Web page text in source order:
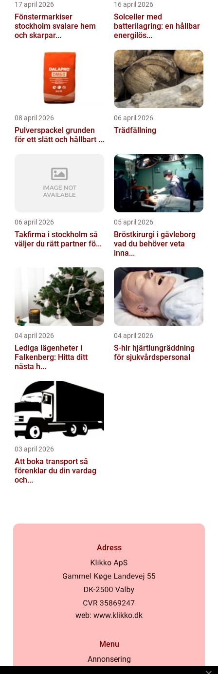
17 april 2026
Fönstermarkiser
stockholm svalare hem
och skarpar...
16 april 2026
Solceller med
batterilagring: en hållbar
energilös...
08 april 2026
Pulverspackel grunden
för ett slätt och hållbart ...
06 april 2026
Trädfällning
06 april 2026
Takfirma i stockholm så
väljer du rätt partner fö...
05 april 2026
Bröstkirurgi i gävleborg
vad du behöver veta
inna...
04 april 2026
Lediga lägenheter i
Falkenberg: Hitta ditt
nästa h...
04 april 2026
S-hlr hjärtlungräddning
för sjukvårdspersonal
03 april 2026
Att boka transport så
förenklar du din vardag
och...
Adress
web: www.klikko.dk
Menu
Annonsering